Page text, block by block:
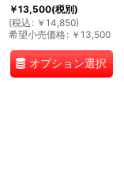
￥13,500(税別)
(税込 : ￥ 14,850)
希望小売価格: ￥ 13,500
オプション選択